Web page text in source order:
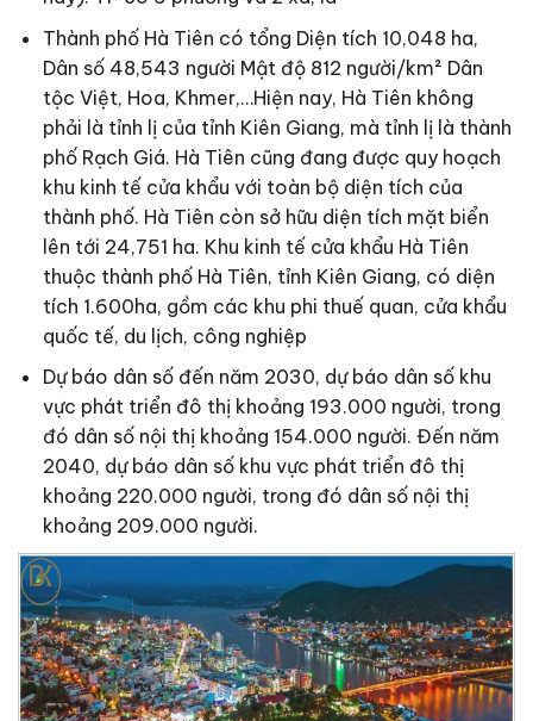
Thành phố Hà Tiên có tổng Diện tích 10,048 ha,
Dân số 48,543 người Mật độ 812 người/km² Dân
tộc Việt, Hoa, Khmer,…Hiện nay, Hà Tiên không
phải là tỉnh lị của tỉnh Kiên Giang, mà tỉnh lị là thành
phố Rạch Giá. Hà Tiên cũng đang được quy hoạch
khu kinh tế cửa khẩu với toàn bộ diện tích của
thành phố. Hà Tiên còn sở hữu diện tích mặt biển
lên tới 24,751 ha. Khu kinh tế cửa khẩu Hà Tiên
thuộc thành phố Hà Tiên, tỉnh Kiên Giang, có diện
tích 1.600ha, gồm các khu phi thuế quan, cửa khẩu
quốc tế, du lịch, công nghiệp
Dự báo dân số đến năm 2030, dự báo dân số khu
vực phát triển đô thị khoảng 193.000 người, trong
đó dân số nội thị khoảng 154.000 người. Đến năm
2040, dự báo dân số khu vực phát triển đô thị
khoảng 220.000 người, trong đó dân số nội thị
khoảng 209.000 người.